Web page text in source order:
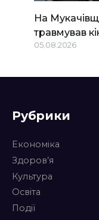
На
травмував
05.08.2026
Рубрики
Економіка
Здоров’я
Культура
Освіта
Події